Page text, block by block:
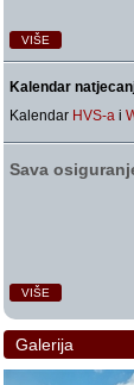
VIŠE
Kalendar
Kalendar HVS-a i
Sava
VIŠE
Galerija